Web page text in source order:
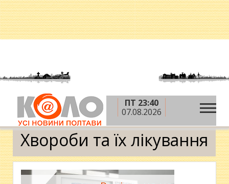
ПТ 23:40
07.08.2026
Головна » Новини » Здоров'я »Хвороби та їх
лікування
Хвороби та їх лікування